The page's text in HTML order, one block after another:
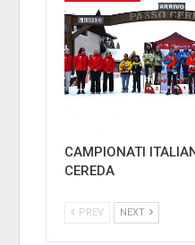
CAMPIONATI
CEREDA
PREV NEXT